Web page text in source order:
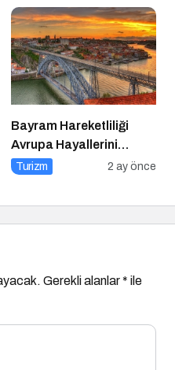
Bayram Hareketliliği
Avrupa Hayallerini
Tetikledi
Turizm 2 ay önce
Gerekli alanlar* ile